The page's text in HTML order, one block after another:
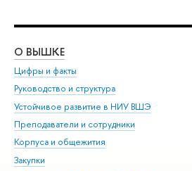
О ВЫШКЕ
Цифры и факты
Руководство и структура
Устойчивое развитие в НИУ ВШЭ
Преподаватели и сотрудники
Корпуса и общежития
Закупки